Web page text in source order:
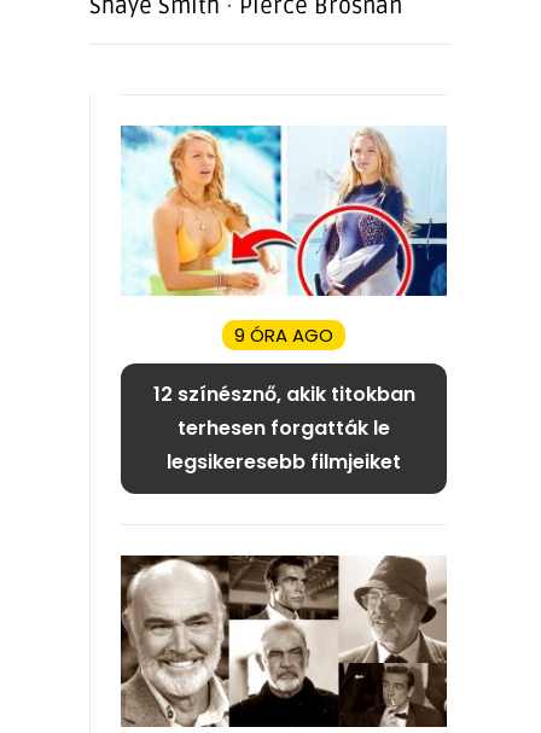
9 ÓRA AGO
12 színésznő, akik titokban
terhesen forgatták le
legsikeresebb filmjeiket